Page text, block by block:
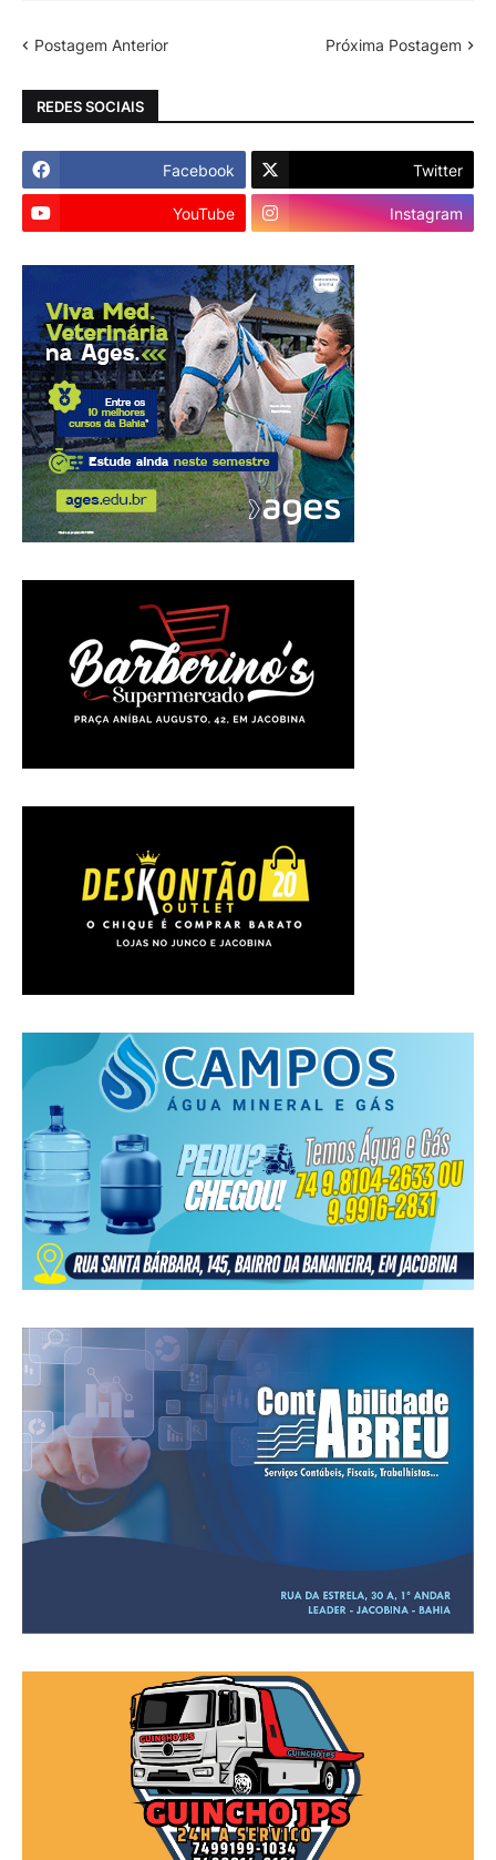
Postagem Anterior Próxima Postagem
REDES SOCIAIS
Facebook Twitter
YouTube Instagram